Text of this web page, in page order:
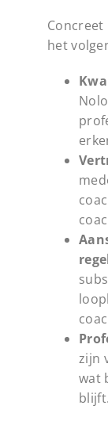
het
zijn
wat
blijft.